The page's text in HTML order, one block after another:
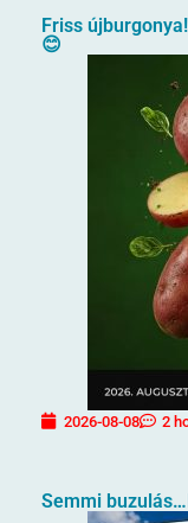
Friss
😊
2026-08-08 2
Semmi